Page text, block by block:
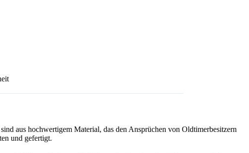
aus hochwertigem Material, das den Ansprüchen von Oldtimerbesitzern
und gefertigt.